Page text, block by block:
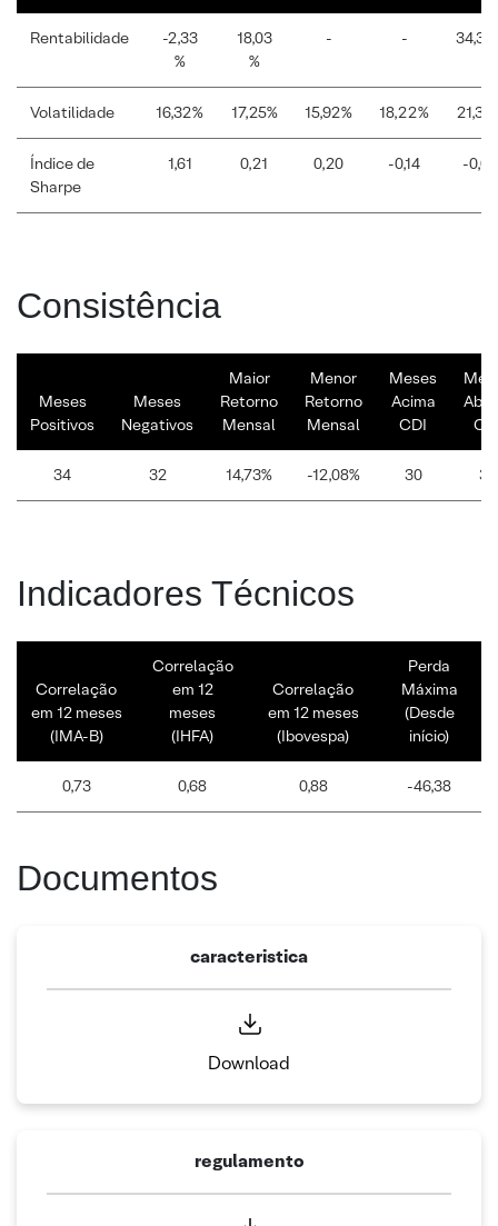
Rentabilidade
-2,33
%
18,03
%
- -
Volatilidade 16,32% 17,25% 15,92% 18,22%
Índice de
Sharpe
1,61 0,21 0,20 -0,14 -0,07
Consistência
Meses
Positivos
Meses
Negativos
Maior
Retorno
Mensal
Menor
Retorno
Mensal
Meses
Acima
CDI
34 32 14,73% -12,08% 30 36
Indicadores Técnicos
Correlação
em 12 meses
(IMA-B)
Correlação
em 12
meses
(IHFA)
Correlação
em 12 meses
(Ibovespa)
Perda
Máxima
(Desde
início)
0,73 0,68 0,88 -46,38
Documentos
caracteristica
Download
regulamento